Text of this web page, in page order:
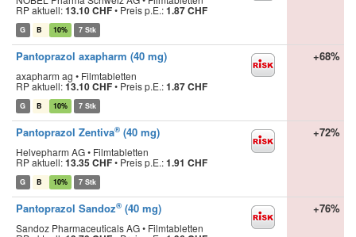
RP aktuell:13.10 CHF• Preis p.E.:1.87 CHF
G B 10% 7 Stk
Pantoprazol axapharm (40 mg)
axapharm ag • Filmtabletten
RP aktuell:13.10 CHF• Preis p.E.:1.87 CHF
G B 10% 7 Stk
+68%
Pantoprazol Zentiva® (40 mg)
Helvepharm AG • Filmtabletten
RP aktuell:13.35 CHF• Preis p.E.:1.91 CHF
G B 10% 7 Stk
+72%
Pantoprazol Sandoz® (40 mg)
Sandoz Pharmaceuticals AG • Filmtabletten
+76%